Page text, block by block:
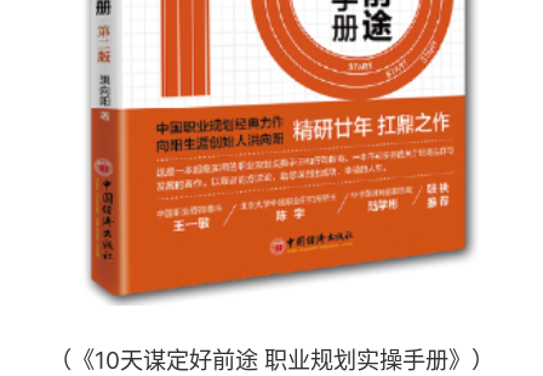
（《10天谋定好前途 职业规划实操手册》）